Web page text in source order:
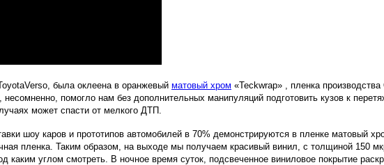
была оклеена в оранжевый матовый хром «Teckwrap» , пленка
помогло нам без дополнительных манипуляций подготовить кузов к
может спасти от мелкого ДТП.
шоу каров и прототипов автомобилей в 70% демонстрируются в пленке матовый
пленка. Таким образом, на выходе мы получаем красивый винил, с толщиной 150
каким углом смотреть. В ночное время суток, подсвеченное виниловое покрытие